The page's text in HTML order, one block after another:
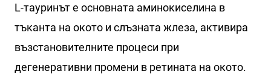
L-тауринът е основната аминокиселина в
тъканта на окото и слъзната жлеза, активира
възстановителните процеси при
дегенеративни промени в ретината на окото.